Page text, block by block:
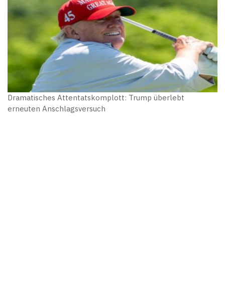
Dramatisches Attentatskomplott: Trump überlebt
erneuten Anschlagsversuch